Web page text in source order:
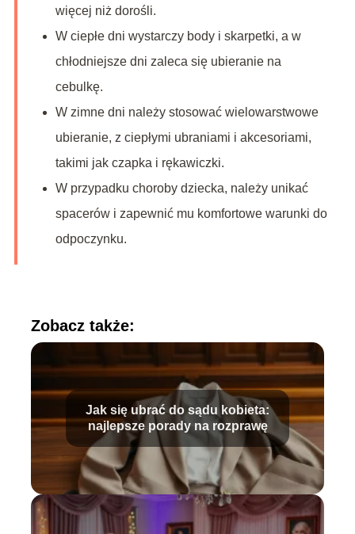
więcej niż dorośli.
W ciepłe dni wystarczy body i skarpetki, a w
chłodniejsze dni zaleca się ubieranie na
cebulkę.
W zimne dni należy stosować wielowarstwowe
ubieranie, z ciepłymi ubraniami i akcesoriami,
takimi jak czapka i rękawiczki.
W przypadku choroby dziecka, należy unikać
spacerów i zapewnić mu komfortowe warunki do
odpoczynku.
Zobacz także:
Jak się ubrać do sądu kobieta:
najlepsze porady na rozprawę